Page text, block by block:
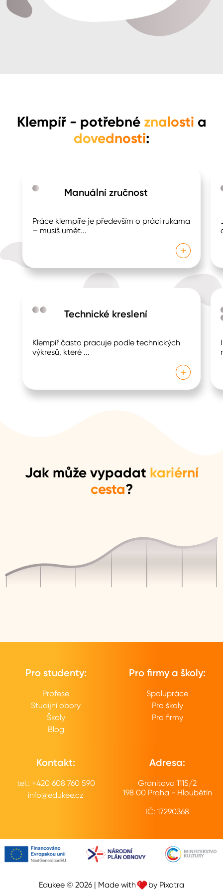
Klempíř- potřebné znalosti a
dovednosti:
Manuální zručnost
Práce klempíře je především o práci rukama
– musíš umět...
Technické kreslení
Klempíř často pracuje podle technických
výkresů, které ...
Jak může vypadat kariérní
cesta?
Pro studenty:
Profese
Studijní obory
Školy
Blog
Pro firmy a školy:
Spolupráce
Pro školy
Pro firmy
Kontakt:
tel.: +420 608 760 590
info@edukee.cz
Adresa:
Granitova 1115/2
198 00 Praha - Hloubětín
IČ: 17290368
Edukee © 2026 | Made with by Pixatra